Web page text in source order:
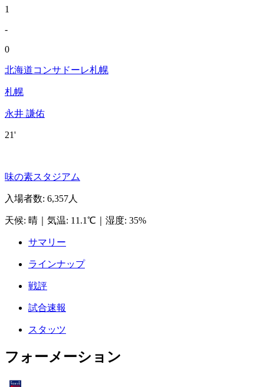
1
-
0
北海道コンサドーレ札幌
札幌
永井 謙佑
21'
味の素スタジアム
入場者数: 6,357人
天候: 晴 気温: 11.1℃ 湿度: 35%
サマリー
ラインナップ
戦評
試合速報
スタッツ
フォーメーション